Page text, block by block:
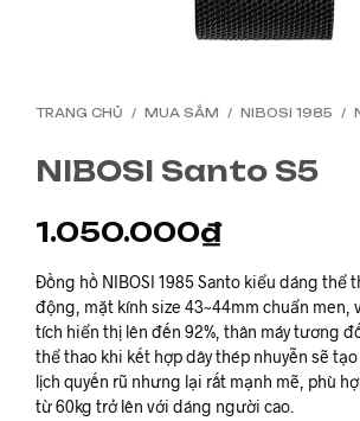
TRANG CHỦ / MUA SẮM / NIBOSI 1985 /
NIBOSI Santo S5
1.050.000₫
Đồng hồ NIBOSI 1985 Santo kiểu dáng thể
động, mặt kính size 43~44mm chuẩn men,
tích hiển thị lên đến 92%, thân máy tương
thể thao khi kết hợp dây thép nhuyễn sẽ
lịch quyến rũ nhưng lại rất mạnh mẽ, phù
từ 60kg trở lên với dáng người cao.